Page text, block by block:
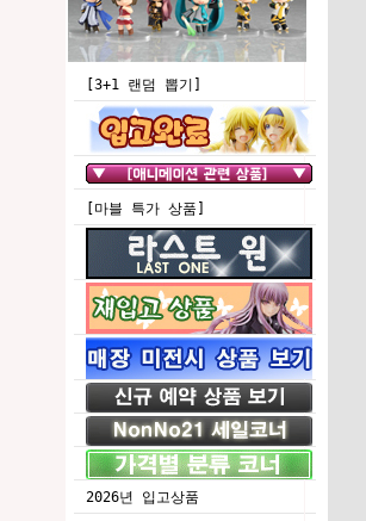
[3+1 랜덤 뽑기]
[마블 특가 상품]
2026년 입고상품